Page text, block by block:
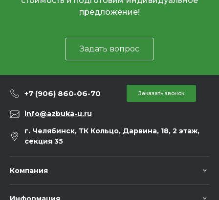
предложение!
Задать вопрос
+7 (906) 860-06-70 Заказать звонок
info@azbuka-u.ru
г. Челябинск, ТК Кольцо, Дарвина, 18, 2 этаж,
секция 35
Компания